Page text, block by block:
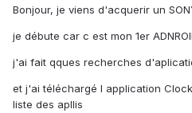
Bonjour, je viens d'acquerir un
je débute car c est mon 1er
j'ai fait qques recherches
et j'ai téléchargé l application
liste des apllis